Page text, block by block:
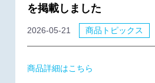
を掲載しました
2026-05-21 商品トピックス
商品詳細はこちら